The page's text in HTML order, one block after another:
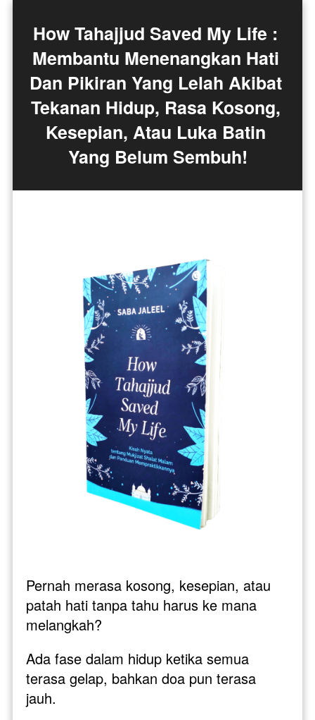
How Tahajjud Saved My Life :
Membantu Menenangkan Hati
Dan Pikiran Yang Lelah Akibat
Tekanan Hidup, Rasa Kosong,
Kesepian, Atau Luka Batin
Yang Belum Sembuh!
Pernah merasa kosong, kesepian, atau
patah hati tanpa tahu harus ke mana
melangkah?
Ada fase dalam hidup ketika semua
terasa gelap, bahkan doa pun terasa
jauh.